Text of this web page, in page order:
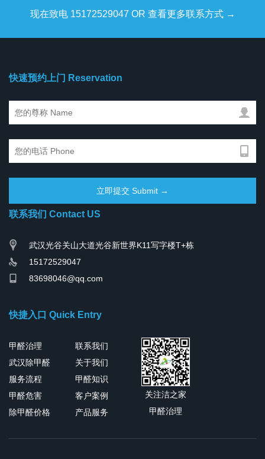
现在致电 15172529047 OR 查看更多联系方式 →
快速预约上门 Reservation
联系我们 Contact US
武汉光谷关山大道光谷新世界K11写字楼T+栋
15172529047
83698046@qq.com
快捷入口 Quick Entry
甲醛治理
武汉除甲醛
服务流程
甲醛危害
除甲醛价格
联系我们
关于我们
甲醛知识
客户案例
产品服务
关注洁之家
甲醛治理